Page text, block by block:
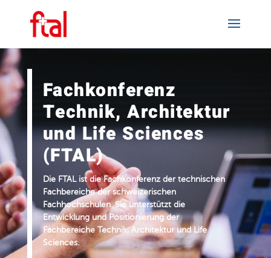
Fachkonferenz
Technik, Architektur
und Life Sciences
(FTAL)
Die FTAL ist die Fachkonferenz der technischen
Fachbereiche der schweizerischen
Fachhochschulen. Sie unterstützt die
Entwicklung und Positionierung der
Fachbereiche Technik, Architektur und Life
Sciences.